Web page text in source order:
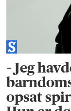
– Jeg
opsat